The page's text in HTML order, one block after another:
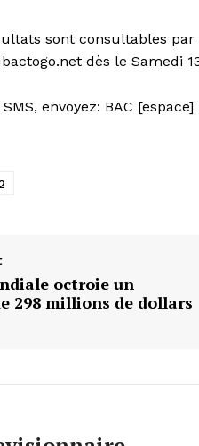
sont consultables
dès le Samedi
envoyez: BAC
octroie un
298 millions de dollars